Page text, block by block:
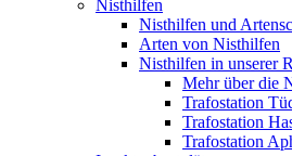
Nisthilfen
Nisthilfen und
Arten von Nisthilfen
Nisthilfen in unserer
Mehr über die
Trafostation
Trafostation
Trafostation